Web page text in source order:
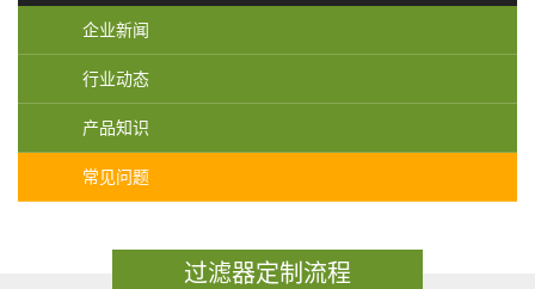
企业新闻
行业动态
产品知识
常见问题
过滤器定制流程